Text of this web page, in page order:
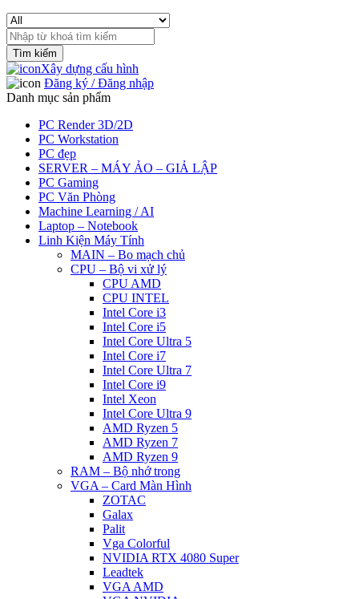
Search
for:
Xây dựng cấu hình
Đăng ký / Đăng nhập
Danh mục sản phẩm
PC Render 3D/2D
PC Workstation
PC đẹp
SERVER – MÁY ẢO – GIẢ LẬP
PC Gaming
PC Văn Phòng
Machine Learning / AI
Laptop – Notebook
Linh Kiện Máy Tính
MAIN – Bo mạch chủ
CPU – Bộ vi xử lý
CPU AMD
CPU INTEL
Intel Core i3
Intel Core i5
Intel Core Ultra 5
Intel Core i7
Intel Core Ultra 7
Intel Core i9
Intel Xeon
Intel Core Ultra 9
AMD Ryzen 5
AMD Ryzen 7
AMD Ryzen 9
RAM – Bộ nhớ trong
VGA – Card Màn Hình
ZOTAC
Galax
Palit
Vga Colorful
NVIDIA RTX 4080 Super
Leadtek
VGA AMD